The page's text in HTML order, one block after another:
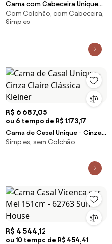
Cama com Cabeceira Unique
Kleiner Schein - Queen
Com Colchão, com Cabeceira,
Simples
R$ 6.687,05
ou 6 tempo de R$ 1.173,17
Cama de Casal Unique - Cinza
Claire Clássica Kleiner
Simples, sem Colchão
R$ 4.544,12
ou 10 tempo de R$ 454,41